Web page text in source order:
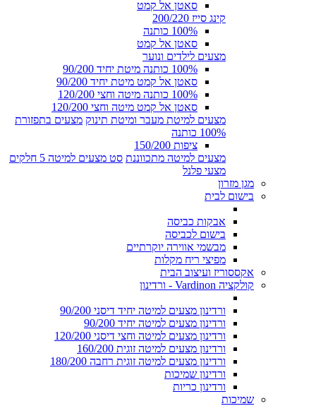
סאטן אל קמט
קינג סייז 200/220
100% כותנה
סאטן אל קמט
מצעים לילדים ונוער
100% כותנה מיטת יחיד 90/200
סאטן אל קמט מיטת יחיד 90/200
100% כותנה מיטה וחצי 120/200
סאטן אל קמט מיטה וחצי 120/200
מצעים למיטת מעבר ומיטת תינוק מצעים בתפזורת
100% כותנה
ציפות 150/200
מצעים למיטה מתכווננת סט מצעים למיטה 5 חלקים
מצעי פלנל
מגן מזרון
בישום לבית
אבקות כביסה
בישום לכביסה
מבשמי אווירה יוקרתיים
מפיצי ריח מקלות
אקססוריז ועיצוב הבית
קולקציה Vardinon - ורדינון
ורדינון מצעים למיטה יחיד דיסני 90/200
ורדינון מצעים למיטה יחיד 90/200
ורדינון מצעים למיטה וחצי דיסני 120/200
ורדינון מצעים למיטה זוגית 160/200
ורדינון מצעים למיטה זוגית רחבה 180/200
ורדינון שמיכות
ורדינון כריות
שמיכות